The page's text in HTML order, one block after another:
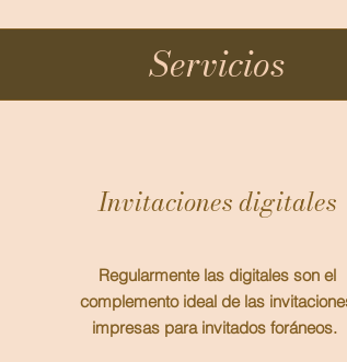
Servicios
Invitaciones digitales
Regularmente las digitales son el
complemento ideal de las
impresas para invitados foráneos.